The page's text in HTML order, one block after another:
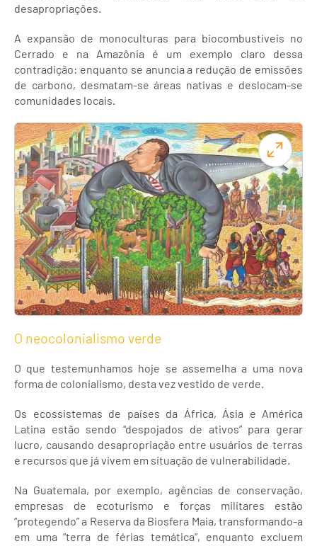
desapropriações.
A expansão de monoculturas para biocombustíveis no
Cerrado e na Amazônia é um exemplo claro dessa
contradição: enquanto se anuncia a redução de emissões
de carbono, desmatam-se áreas nativas e deslocam-se
comunidades locais.
O neocolonialismo verde
O que testemunhamos hoje se assemelha a uma nova
forma de colonialismo, desta vez vestido de verde.
Os ecossistemas de países da África, Ásia e América
Latina estão sendo “despojados de ativos” para gerar
lucro, causando desapropriação entre usuários de terras
e recursos que já vivem em situação de vulnerabilidade.
Na Guatemala, por exemplo, agências de conservação,
empresas de ecoturismo e forças militares estão
“protegendo” a Reserva da Biosfera Maia, transformando-a
em uma “terra de férias temática”, enquanto excluem